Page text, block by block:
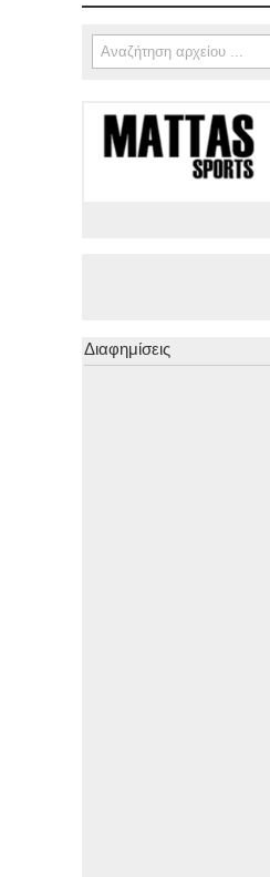
Φόρμα αναζήτησης
Αναζήτηση
Διαφημίσεις